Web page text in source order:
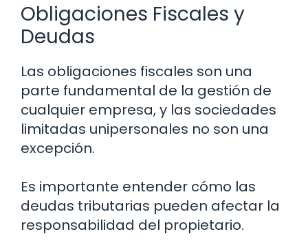
Obligaciones Fiscales y
Deudas
Las obligaciones fiscales son una
parte fundamental de la gestión de
cualquier empresa, y las sociedades
limitadas unipersonales no son una
excepción.
Es importante entender cómo las
deudas tributarias pueden afectar la
responsabilidad del propietario.